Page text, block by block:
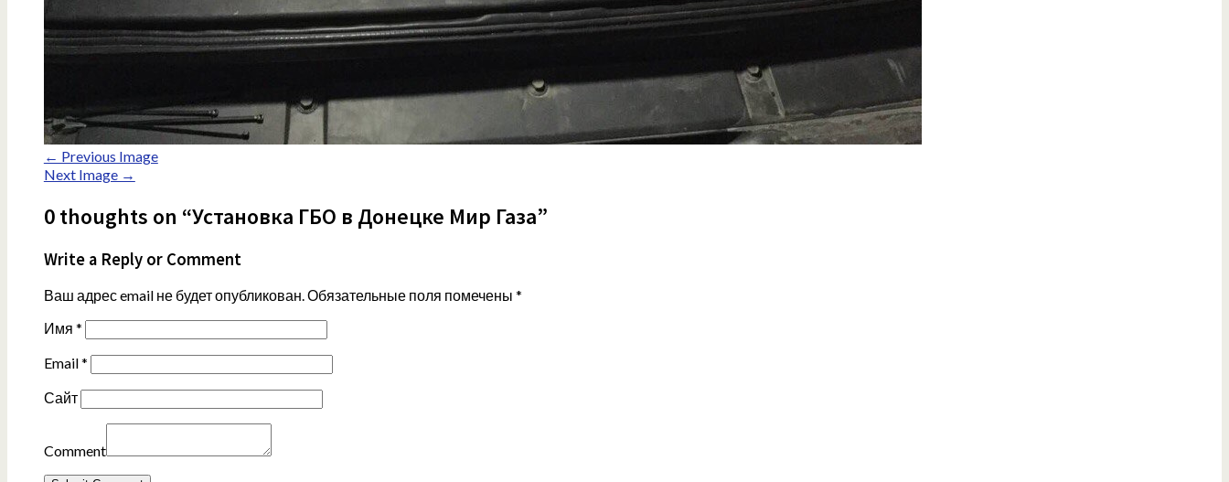
← Previous Image
Next Image →
0 thoughts on “Установка ГБО в Донецке Мир Газа”
Write a Reply or Comment
Ваш адрес email не будет опубликован.Обязательные поля помечены *
Имя *
Email*
Сайт
Comment